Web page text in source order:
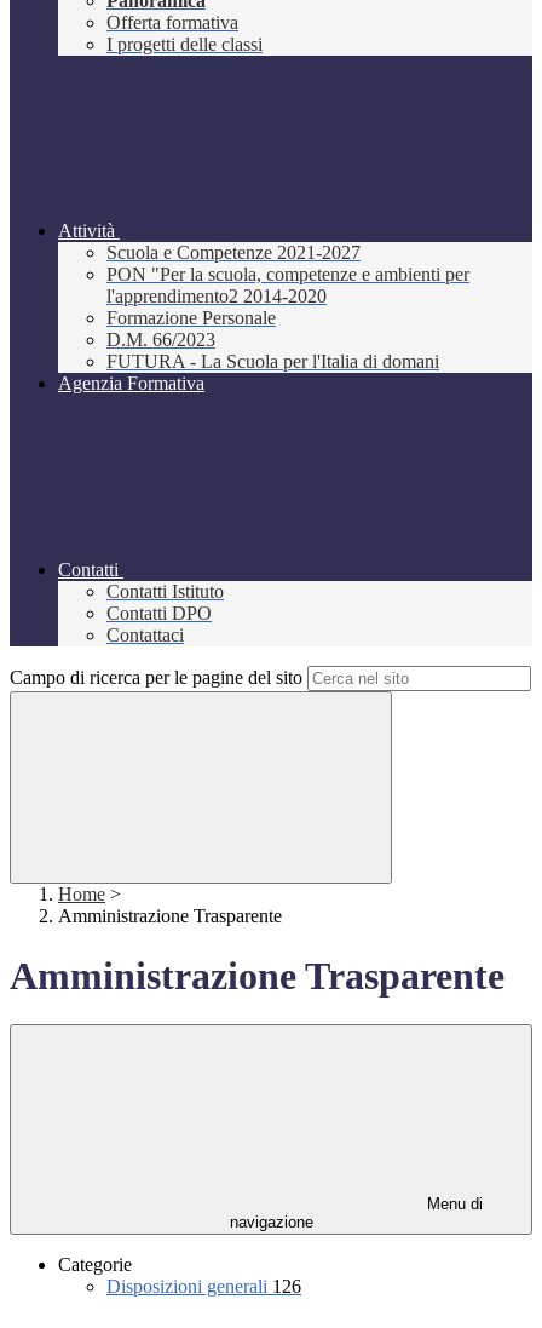
Offerta formativa
I progetti delle classi
Attività
Scuola e Competenze 2021-2027
PON "Per la scuola, competenze e ambienti per
l'apprendimento2 2014-2020
Formazione Personale
D.M. 66/2023
FUTURA - La Scuola per l'Italia di domani
Agenzia Formativa
Contatti
Contatti Istituto
Contatti DPO
Contattaci
Campo di ricerca per le pagine del sito
Home >
Amministrazione Trasparente
Amministrazione Trasparente
Menu di
navigazione
Categorie
Disposizioni generali 126